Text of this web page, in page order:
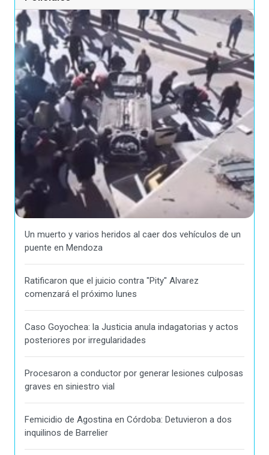
Un muerto y varios heridos al caer dos vehículos de un
puente en Mendoza
Ratificaron que el juicio contra "Pity" Alvarez
comenzará el próximo lunes
Caso Goyochea: la Justicia anula indagatorias y actos
posteriores por irregularidades
Procesaron a conductor por generar lesiones culposas
graves en siniestro vial
Femicidio de Agostina en Córdoba: Detuvieron a dos
inquilinos de Barrelier